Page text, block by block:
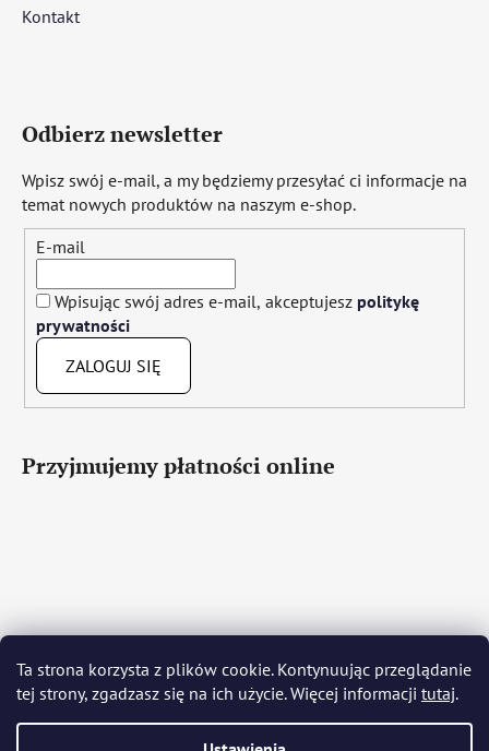
Ta strona korzysta z plików cookie. Kontynuując przeglądanie
tej strony, zgadzasz się na ich użycie. Więcej informacji tutaj.
Kontakt
Odbierz newsletter
Wpisz swój e-mail, a my będziemy przesyłać ci informacje na
temat nowych produktów na naszym e-shop.
E-mail
Wpisując swój adres e-mail, akceptujesz politykę
prywatności
ZALOGUJ SIĘ
Przyjmujemy płatności online
Język polski Română Italiano Español
Français
Português Български Hrvatski Slovenščina Srpski
Nederlands Українська Ελληνικά Svenska Dansk